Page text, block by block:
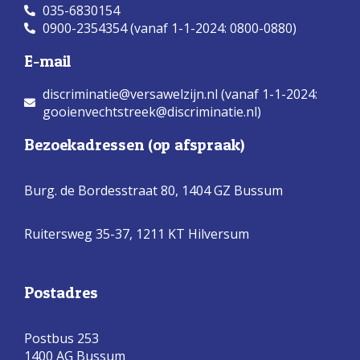
035-6830154
0900-2354354 (vanaf 1-1-2024: 0800-0880)
E-mail
discriminatie@versawelzijn.nl (vanaf 1-1-2024:
gooienvechtstreek@discriminatie.nl)
Bezoekadressen (op afspraak)
Burg. de Bordesstraat 80, 1404 GZ Bussum
Ruitersweg 35-37, 1211 KT Hilversum
Postadres
Postbus 253
1400 AG Bussum